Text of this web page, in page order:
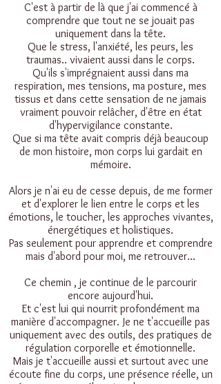
C'est à partir de là que j'ai commencé à
comprendre que tout ne se jouait pas
uniquement dans la tête.
Que le stress, l'anxiété, les peurs, les
traumas.. vivaient aussi dans le corps.
Qu'ils s'imprégnaient aussi dans ma
respiration, mes tensions, ma posture, mes
tissus et dans cette sensation de ne jamais
vraiment pouvoir relâcher, d'être en état
d'hypervigilance constante.
Que si ma tête avait compris déjà beaucoup
de mon histoire, mon corps lui gardait en
mémoire.
Alors je n'ai eu de cesse depuis, de me former
et d'explorer le lien entre le corps et les
émotions, le toucher, les approches vivantes,
énergétiques et holistiques.
Pas seulement pour apprendre et comprendre
mais d'abord pour moi, me retrouver...
Ce chemin , je continue de le parcourir
encore aujourd'hui.
Et c'est lui qui nourrit profondément ma
manière d'accompagner. Je ne t'accueille pas
uniquement avec des outils, des pratiques de
régulation corporelle et émotionnelle.
Mais je t'accueille aussi et surtout avec une
écoute fine du corps, une présence réelle, un